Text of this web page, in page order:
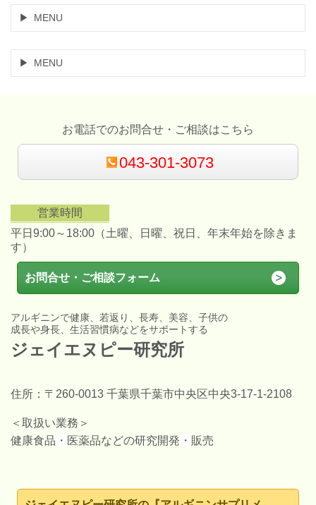
MENU
MENU
お電話でのお問合せ・ご相談はこちら
043-301-3073
営業時間
平日9:00～18:00（土曜、日曜、祝日、年末年始を除きま
す）
お問合せ・ご相談フォーム
アルギニンで健康、若返り、長寿、美容、子供の
成長や身長、生活習慣病などをサポートする
ジェイエヌピー研究所
住所 ：〒260-0013 千葉県千葉市中央区中央3-17-1-2108
＜取扱い業務＞
健康食品 ・ 医薬品などの研究開発 ・ 販売